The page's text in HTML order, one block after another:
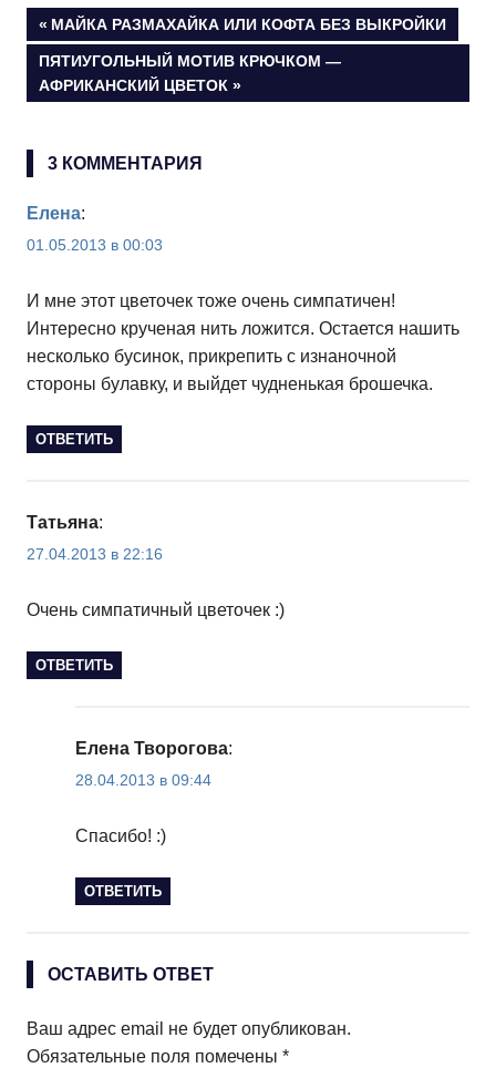
Объемный цветочек крючком
Навигация
по
ПРЕДЫДУЩАЯ
ЗАПИСЬ:
МАЙКА РАЗМАХАЙКА ИЛИ КОФТА БЕЗ ВЫКРОЙКИ
СЛЕДУЮЩАЯ
ЗАПИСЬ:
ПЯТИУГОЛЬНЫЙ МОТИВ КРЮЧКОМ —
АФРИКАНСКИЙ ЦВЕТОК
3 КОММЕНТАРИЯ
Елена:
01.05.2013 в 00:03
И мне этот цветочек тоже очень симпатичен!
Интересно крученая нить ложится. Остается нашить
несколько бусинок, прикрепить с изнаночной
стороны булавку, и выйдет чудненькая брошечка.
ОТВЕТИТЬ
Татьяна:
27.04.2013 в 22:16
Очень симпатичный цветочек :)
ОТВЕТИТЬ
Елена Творогова:
28.04.2013 в 09:44
Спасибо! :)
ОТВЕТИТЬ
ОСТАВИТЬ ОТВЕТ
Ваш адрес email не будет опубликован.
Обязательные поля помечены *